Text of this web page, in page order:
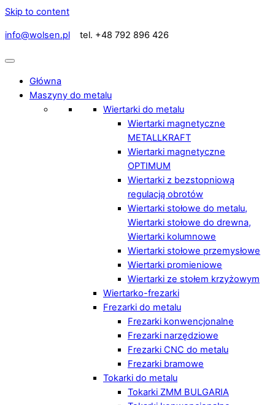
Skip to content
info@wolsen.pl tel. +48 792 896 426
Główna
Maszyny do metalu
Wiertarki do metalu
Wiertarki magnetyczne
METALLKRAFT
Wiertarki magnetyczne
OPTIMUM
Wiertarki z bezstopniową
regulacją obrotów
Wiertarki stołowe do metalu,
Wiertarki stołowe do drewna,
Wiertarki kolumnowe
Wiertarki stołowe przemysłowe
Wiertarki promieniowe
Wiertarki ze stołem krzyżowym
Wiertarko-frezarki
Frezarki do metalu
Frezarki konwencjonalne
Frezarki narzędziowe
Frezarki CNC do metalu
Frezarki bramowe
Tokarki do metalu
Tokarki ZMM BULGARIA